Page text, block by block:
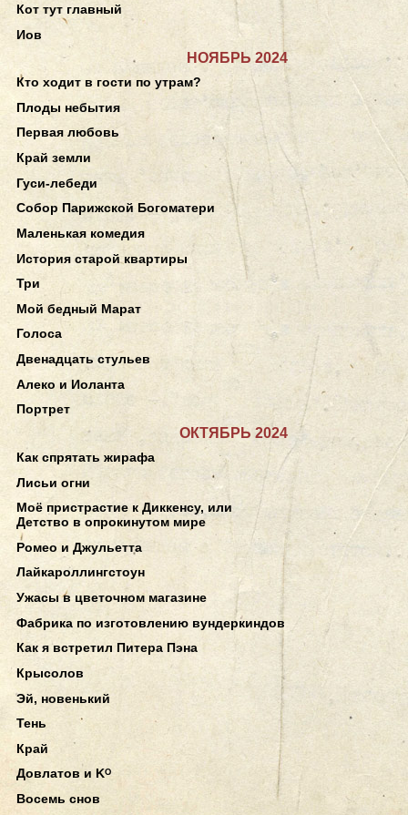
Кот тут главный
Иов
НОЯБРЬ 2024
Кто ходит в гости по утрам?
Плоды небытия
Первая любовь
Край земли
Гуси-лебеди
Собор Парижской Богоматери
Маленькая комедия
История старой квартиры
Три
Мой бедный Марат
Голоса
Двенадцать стульев
Алеко и Иоланта
Портрет
ОКТЯБРЬ 2024
Как спрятать жирафа
Лисьи огни
Моё пристрастие к Диккенсу, или
Детство в опрокинутом мире
Ромео и Джульетта
Лайкароллингстоун
Ужасы в цветочном магазине
Фабрика по изготовлению вундеркиндов
Как я встретил Питера Пэна
Крысолов
Эй, новенький
Тень
Край
Довлатов и Kᴼ
Восемь снов